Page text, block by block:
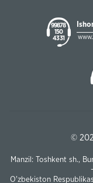
99878
150
43 31
©
Manzil: Toshkent sh.,
O'zbekiston